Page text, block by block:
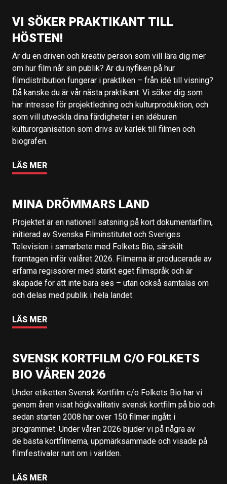
VI SÖKER PRAKTIKANT TILL
HÖSTEN!
Är du en driven och kreativ person som vill lära dig mer
om hur film når sin publik? Är du nyfiken på hur
filmdistribution fungerar i praktiken – från idé till visning?
Då kanske du är vår nästa praktikant. Vi söker dig som
har intresse för projektledning och kulturproduktion, och
som vill utveckla dina färdigheter i en idéburen
kulturorganisation som drivs av kärlek till filmen och
biografen.
LÄS MER
MINA DRÖMMARS LAND
Projektet är en nationell satsning på kort dokumentärfilm,
initierad av Svenska Filminstitutet och Sveriges
Television i samarbete med Folkets Bio, särskilt
framtagen inför valåret 2026. Filmerna är producerade av
erfarna regissörer med starkt eget filmspråk och är
skapade för att inte bara ses – utan också samtalas om
och delas med publik i hela landet.
LÄS MER
SVENSK KORTFILM C/O FOLKETS
BIO VÅREN 2026
Under etiketten Svensk Kortfilm c/o Folkets Bio har vi
genom åren visat högkvalitativ svensk kortfilm på bio och
sedan starten 2008 har över 150 filmer ingått i
programmet. Under våren 2026 bjuder vi på några av
de bästa kortfilmerna, uppmärksammade och visade på
filmfestivaler runt om i världen.
LÄS MER